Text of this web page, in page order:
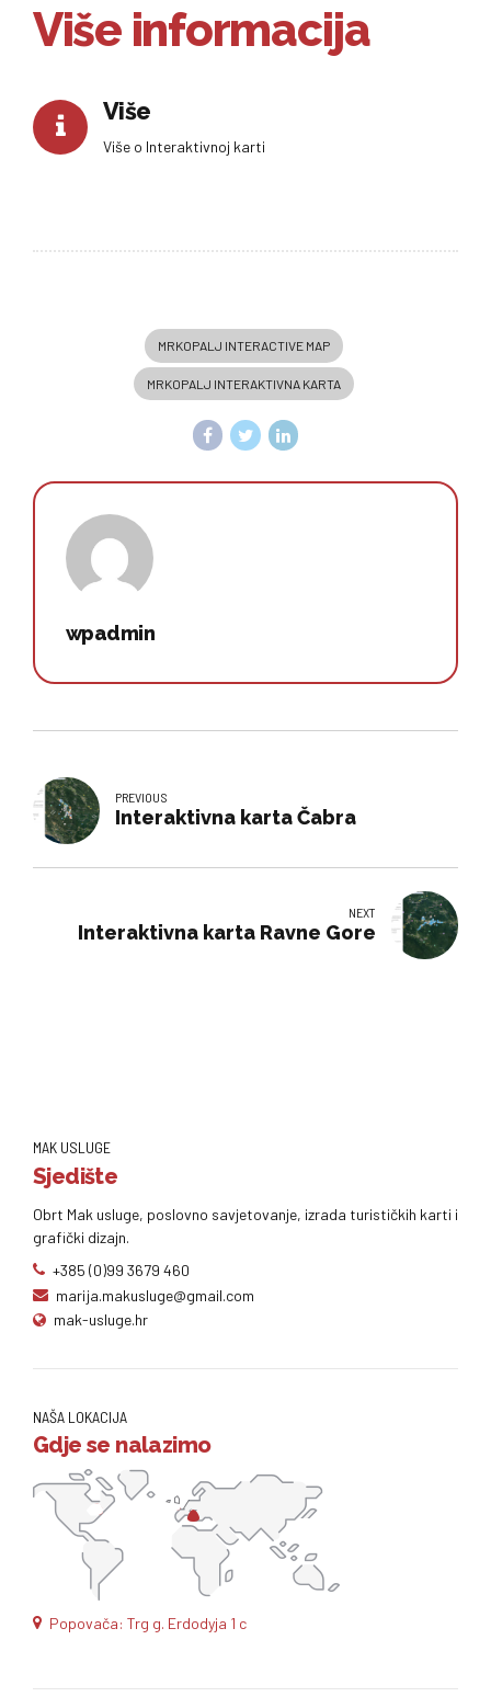
Više informacija
Više
Više o Interaktivnoj karti
MRKOPALJ INTERACTIVE MAP
MRKOPALJ INTERAKTIVNA KARTA
wpadmin
PREVIOUS
Interaktivna karta Čabra
NEXT
Interaktivna karta Ravne Gore
MAK USLUGE
Sjedište
Obrt Mak usluge, poslovno savjetovanje, izrada turističkih karti i
grafički dizajn.
+385 (0)99 3679 460
marija.makusluge@gmail.com
mak-usluge.hr
NAŠA LOKACIJA
Gdje se nalazimo
Popovača: Trg g. Erdodyja 1 c